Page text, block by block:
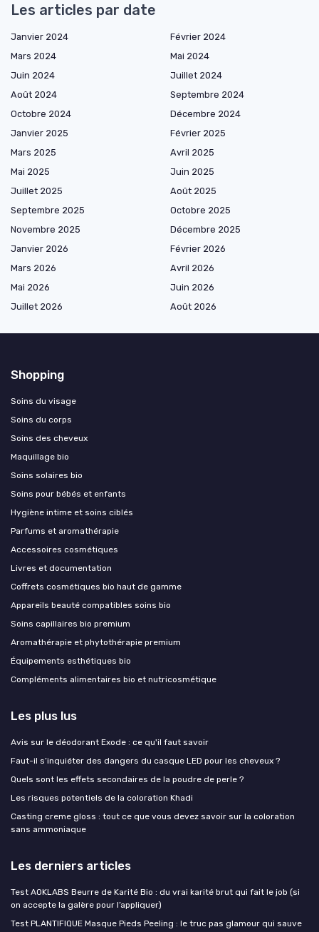
Les articles par date
Janvier 2024
Février 2024
Mars 2024
Mai 2024
Juin 2024
Juillet 2024
Août 2024
Septembre 2024
Octobre 2024
Décembre 2024
Janvier 2025
Février 2025
Mars 2025
Avril 2025
Mai 2025
Juin 2025
Juillet 2025
Août 2025
Septembre 2025
Octobre 2025
Novembre 2025
Décembre 2025
Janvier 2026
Février 2026
Mars 2026
Avril 2026
Mai 2026
Juin 2026
Juillet 2026
Août 2026
Shopping
Soins du visage
Soins du corps
Soins des cheveux
Maquillage bio
Soins solaires bio
Soins pour bébés et enfants
Hygiène intime et soins ciblés
Parfums et aromathérapie
Accessoires cosmétiques
Livres et documentation
Coffrets cosmétiques bio haut de gamme
Appareils beauté compatibles soins bio
Soins capillaires bio premium
Aromathérapie et phytothérapie premium
Équipements esthétiques bio
Compléments alimentaires bio et nutricosmétique
Les plus lus
Avis sur le déodorant Exode : ce qu'il faut savoir
Faut-il s’inquiéter des dangers du casque LED pour les cheveux ?
Quels sont les effets secondaires de la poudre de perle ?
Les risques potentiels de la coloration Khadi
Casting creme gloss : tout ce que vous devez savoir sur la coloration
sans ammoniaque
Les derniers articles
Test AOKLABS Beurre de Karité Bio : du vrai karité brut qui fait le job (si
on accepte la galère pour l’appliquer)
Test PLANTIFIQUE Masque Pieds Peeling : le truc pas glamour qui sauve